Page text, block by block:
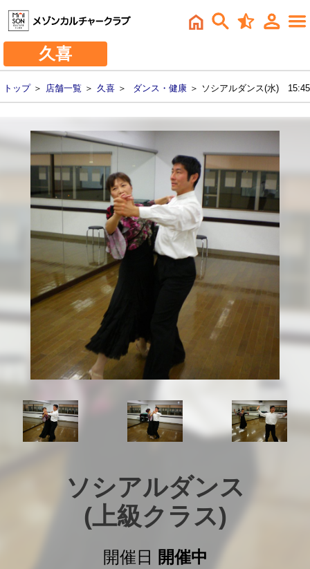
久喜
トップ＞ 店舗一覧 ＞ 久喜 ＞ ダンス・健康 ＞ ソシアルダンス(水) 15:45
ソシアルダンス
(上級クラス)
開催日
開催中